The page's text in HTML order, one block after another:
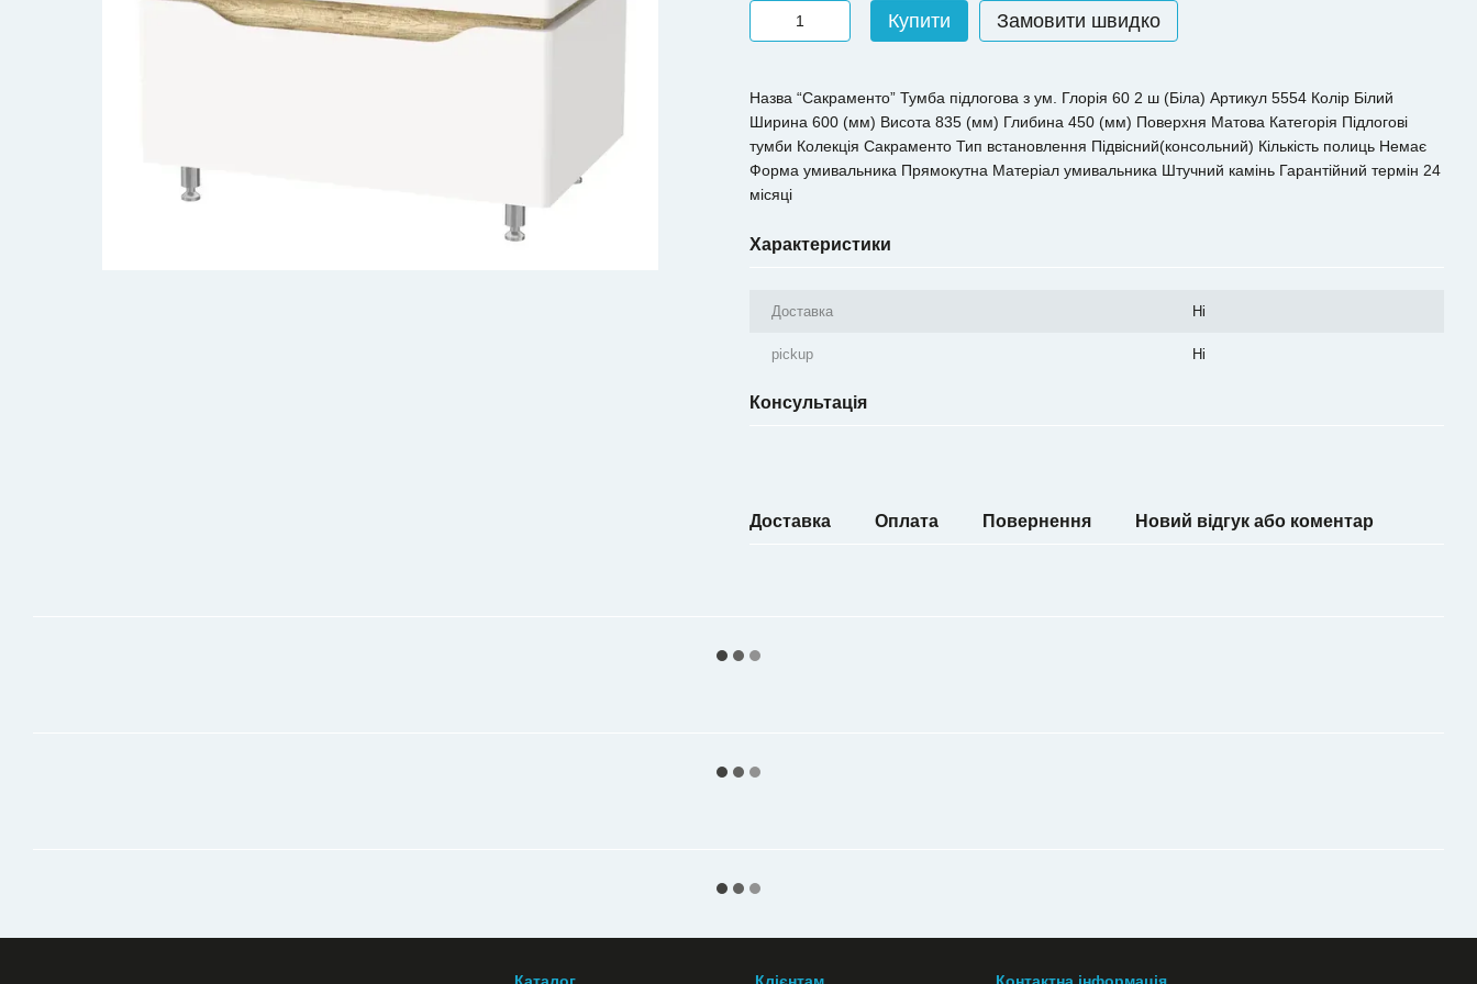
Купити Замовити швидко
Назва “Сакраменто” Тумба підлогова з ум. Глорія 60 2 ш (Біла) Артикул 5554 Колір Білий
Ширина 600 (мм) Висота 835 (мм) Глибина 450 (мм) Поверхня Матова Категорія Підлогові
тумби Колекція Сакраменто Тип встановлення Підвісний(консольний) Кількість полиць Немає
Форма умивальника Прямокутна Матеріал умивальника Штучний камінь Гарантійний термін 24
місяці
Характеристики
Доставка Ні
pickup Ні
Консультація
Доставка Оплата Повернення Новий відгук або коментар